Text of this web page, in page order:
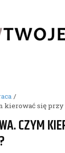
kierować się
CZYM